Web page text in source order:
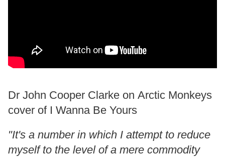
Dr John Cooper Clarke on Arctic Monkeys
cover of I Wanna Be Yours
"It's a number in which I attempt to reduce
myself to the level of a mere commodity